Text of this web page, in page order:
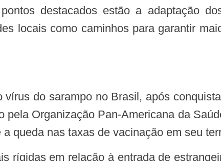
destacados estão a adaptação
locais como caminhos para garantir
pela Organização Pan-Americana da
queda nas taxas de vacinação em seu